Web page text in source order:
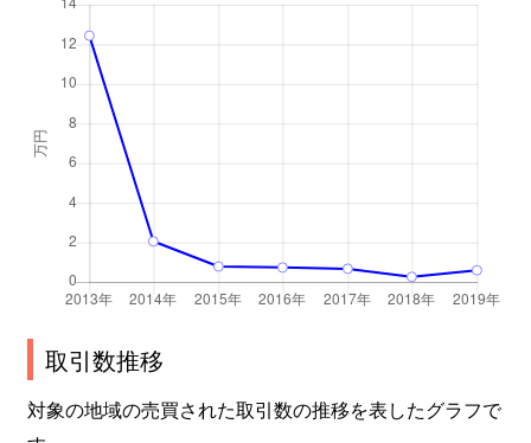
取引数推移
対象の地域の売買された取引数の推移を表したグラフで